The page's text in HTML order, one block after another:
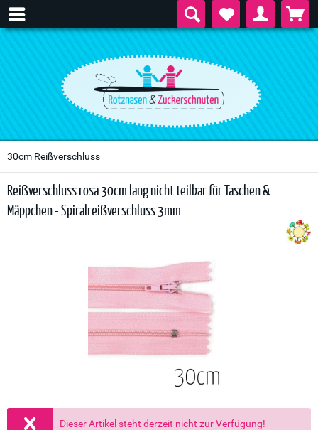
30cm Reißverschluss
Reißverschluss rosa 30cm lang nicht teilbar für Taschen &
Mäppchen - Spiralreißverschluss 3mm
Dieser Artikel steht derzeit nicht zur Verfügung!